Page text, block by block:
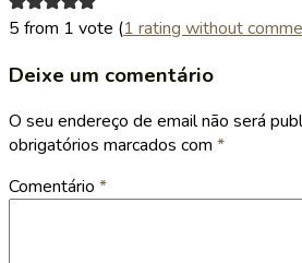
5 from 1 vote (1 rating without
Deixe um comentário
O seu endereço de email não será
obrigatórios marcados com *
Comentário *